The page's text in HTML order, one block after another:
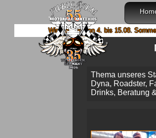
Wir machen von 4. bis 15.08.
Thema unseres
Dyna, Roadster,
Drinks, Beratung